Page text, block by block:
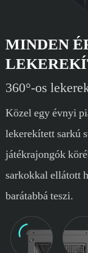
MINDEN
360°-os
Közel egy évnyi
lekerekített sarkú
játékrajongók
sarkokkal ellátott
barátabbá teszi.